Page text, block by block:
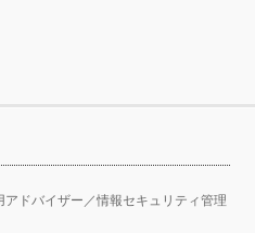
ドバイザー／情報セキュリティ管理